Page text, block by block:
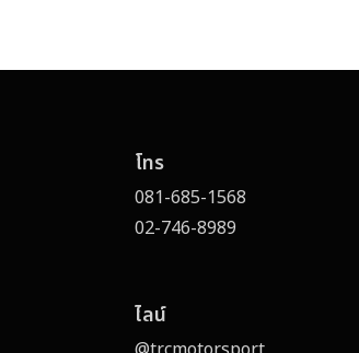
โทร
081-685-1568
02-746-8989
ไลน์